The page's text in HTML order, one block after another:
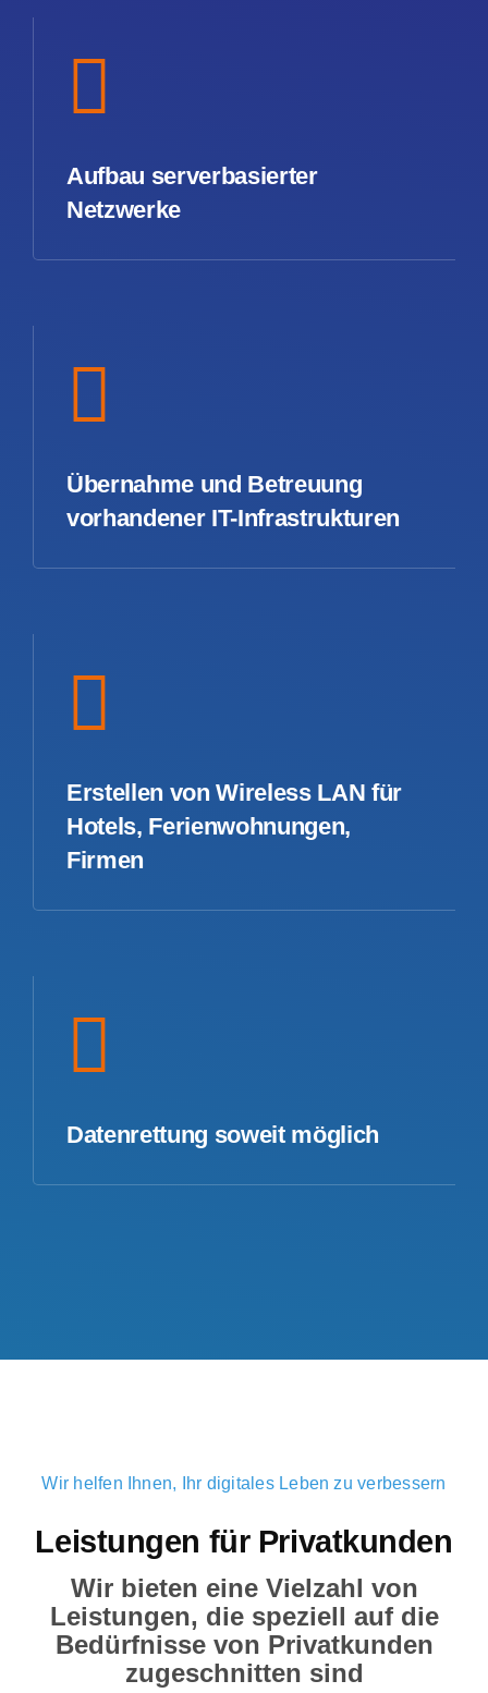
Aufbau serverbasierter
Netzwerke
Übernahme und Betreuung
vorhandener IT-Infrastrukturen
Erstellen von Wireless LAN für
Hotels, Ferienwohnungen,
Firmen
Datenrettung soweit möglich
Wir helfen Ihnen, Ihr digitales Leben zu verbessern
Leistungen für Privatkunden
Wir bieten eine Vielzahl von
Leistungen, die speziell auf die
Bedürfnisse von Privatkunden
zugeschnitten sind